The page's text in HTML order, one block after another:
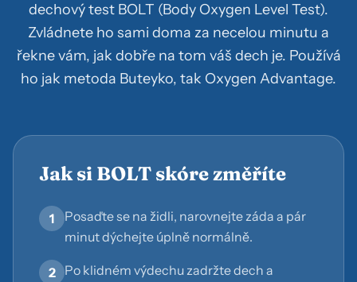
dechový test BOLT (Body Oxygen Level Test).
Zvládnete ho sami doma za necelou minutu a
řekne vám, jak dobře na tom váš dech je. Používá
ho jak metoda Buteyko, tak Oxygen Advantage.
Jak si BOLT skóre změříte
1
Posaďte se na židli, narovnejte záda a pár
minut dýchejte úplně normálně.
2
Po klidném výdechu zadržte dech a